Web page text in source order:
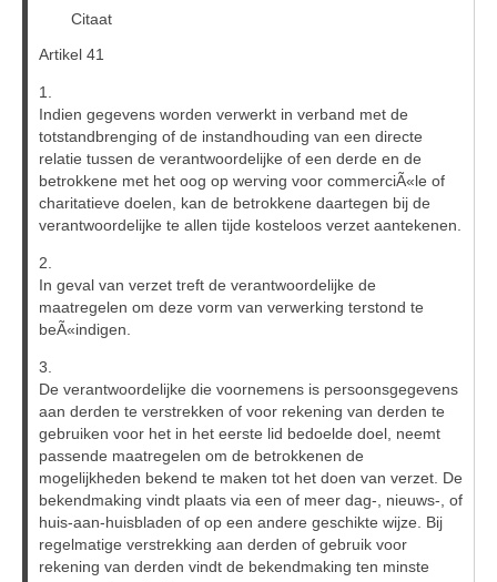
Citaat
Artikel 41
1.
Indien gegevens worden verwerkt in verband met de
totstandbrenging of de instandhouding van een directe
relatie tussen de verantwoordelijke of een derde en de
betrokkene met het oog op werving voor commerciÃ«le of
charitatieve doelen, kan de betrokkene daartegen bij de
verantwoordelijke te allen tijde kosteloos verzet aantekenen.
2.
In geval van verzet treft de verantwoordelijke de
maatregelen om deze vorm van verwerking terstond te
beÃ«indigen.
3.
De verantwoordelijke die voornemens is persoonsgegevens
aan derden te verstrekken of voor rekening van derden te
gebruiken voor het in het eerste lid bedoelde doel, neemt
passende maatregelen om de betrokkenen de
mogelijkheden bekend te maken tot het doen van verzet. De
bekendmaking vindt plaats via een of meer dag-, nieuws-, of
huis-aan-huisbladen of op een andere geschikte wijze. Bij
regelmatige verstrekking aan derden of gebruik voor
rekening van derden vindt de bekendmaking ten minste